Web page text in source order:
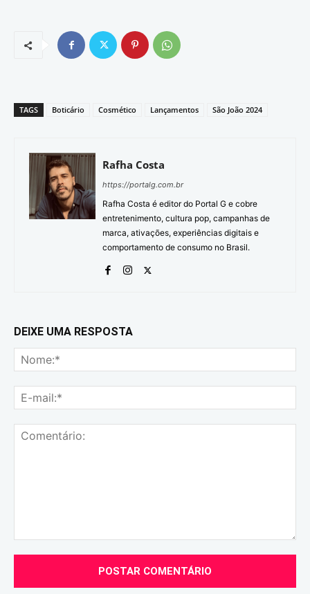
TAGS Boticário Cosmético Lançamentos São João 2024
Rafha Costa
https://portalg.com.br
Rafha Costa é editor do Portal G e cobre
entretenimento, cultura pop, campanhas de
marca, ativações, experiências digitais e
comportamento de consumo no Brasil.
DEIXE UMA RESPOSTA